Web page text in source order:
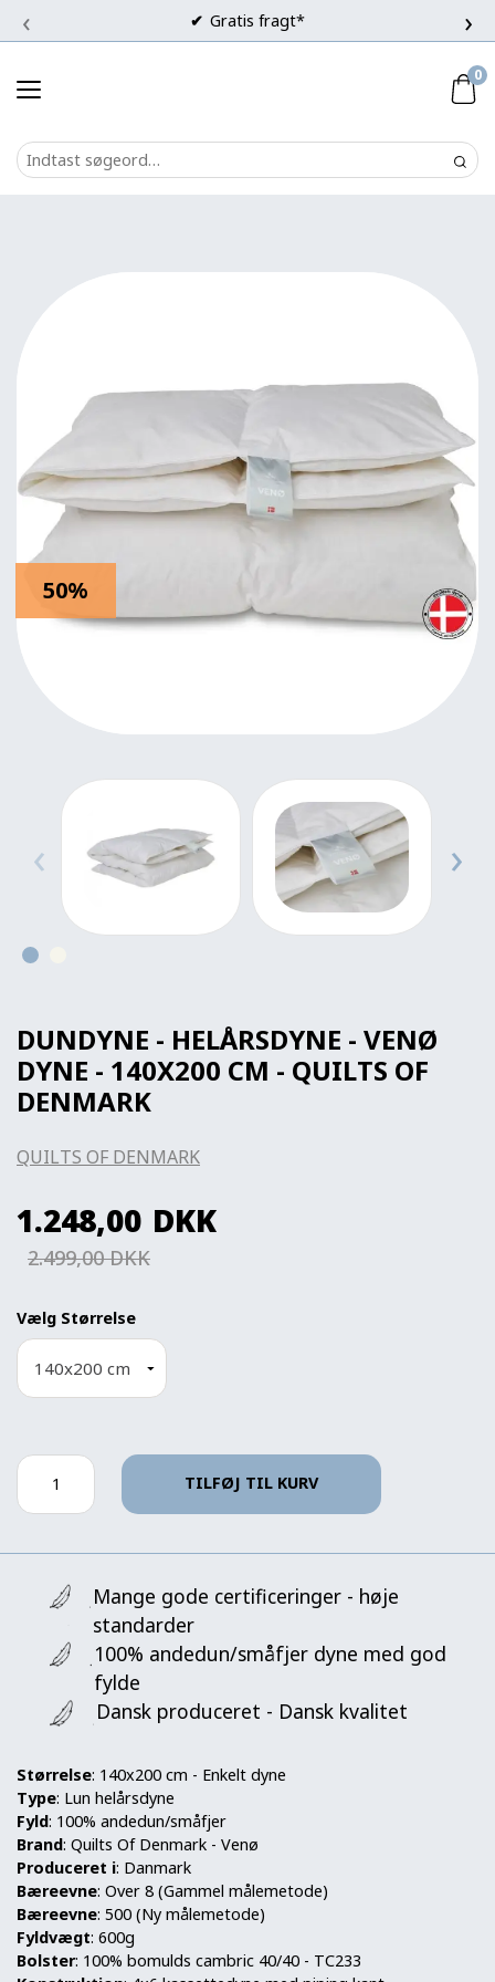
Gratis fragt*
‹ ›
0
50%
‹ ›
DUNDYNE - HELÅRSDYNE - VENØ
DYNE - 140X200 CM - QUILTS OF
DENMARK
QUILTS OF DENMARK
1.248,00 DKK
2.499,00 DKK
Vælg Størrelse
TILFØJ TIL KURV
Mange gode certificeringer - høje
standarder
100% andedun/småfjer dyne med god
fylde
Dansk produceret - Dansk kvalitet
Størrelse: 140x200 cm - Enkelt dyne
Type: Lun helårsdyne
Fyld: 100% andedun/småfjer
Brand: Quilts Of Denmark - Venø
Produceret i: Danmark
Bæreevne: Over 8 (Gammel målemetode)
Bæreevne: 500 (Ny målemetode)
Fyldvægt: 600g
Bolster: 100% bomulds cambric 40/40 - TC233